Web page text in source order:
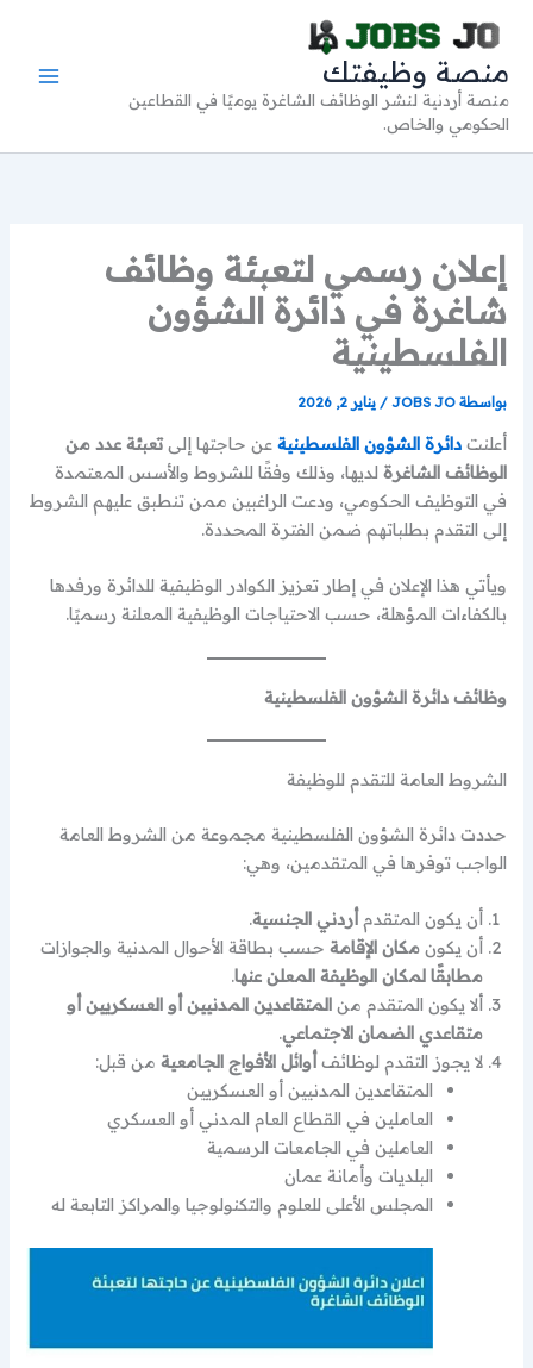
المحتوى
منصة وظيفتك
منصة أردنية لنشر الوظائف الشاغرة يوميًا في القطاعين
الحكومي والخاص.
إعلان رسمي لتعبئة وظائف
شاغرة في دائرة الشؤون
الفلسطينية
بواسطة JOBS JO
/يناير 2, 2026
أعلنتدائرة الشؤون الفلسطينية عن حاجتها إلىتعبئة عدد من
الوظائف الشاغرة لديها، وذلك وفقًا للشروط والأسس المعتمدة
في التوظيف الحكومي، ودعت الراغبين ممن تنطبق عليهم الشروط
إلى التقدم بطلباتهم ضمن الفترة المحددة.
ويأتي هذا الإعلان في إطار تعزيز الكوادر الوظيفية للدائرة ورفدها
بالكفاءات المؤهلة، حسب الاحتياجات الوظيفية المعلنة رسميًا.
وظائف دائرة الشؤون الفلسطينية
الشروط العامة للتقدم للوظيفة
حددت دائرة الشؤون الفلسطينية مجموعة من الشروط العامة
الواجب توفرها في المتقدمين، وهي:
أن يكون المتقدم أردني الجنسية.
أن يكونمكان الإقامة حسب بطاقة الأحوال المدنية والجوازات
مطابقًا لمكان الوظيفة المعلن عنها.
ألا يكون المتقدم منالمتقاعدين المدنيين أو العسكريين أو
متقاعدي الضمان الاجتماعي.
لا يجوز التقدم لوظائف أوائل الأفواج الجامعية من قبل:
المتقاعدين المدنيين أو العسكريين
العاملين في القطاع العام المدني أو العسكري
العاملين في الجامعات الرسمية
البلديات وأمانة عمان
المجلس الأعلى للعلوم والتكنولوجيا والمراكز التابعة له